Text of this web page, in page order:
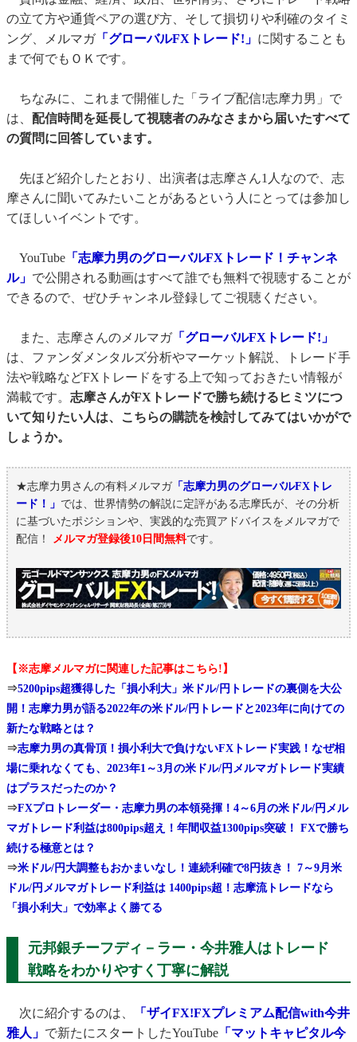
の立て方や通貨ペアの選び方、そして損切りや利確のタイミ
ング、メルマガ「グローバルFXトレード!」 に関することも
まで何でもＯＫです。
ちなみに、これまで開催した「ライブ配信!志摩力男」で
は、 配信時間を延長して視聴者のみなさまから届いたすべて
の質問に回答しています。
先ほど紹介したとおり、出演者は志摩さん1人なので、志
摩さんに聞いてみたいことがあるという人にとっては参加し
てほしいイベントです。
YouTube 「志摩力男のグローバルFXトレード！チャンネ
ル」 で公開される動画はすべて誰でも無料で視聴することが
できるので、ぜひチャンネル登録してご視聴ください。
また、志摩さんのメルマガ「グローバルFXトレード!」
は、ファンダメンタルズ分析やマーケット解説、トレード手
法や戦略などFXトレードをする上で知っておきたい情報が
満載です。 志摩さんがFXトレードで勝ち続けるヒミツにつ
いて知りたい人は、こちらの購読を検討してみてはいかがで
しょうか。
★志摩力男さんの有料メルマガ「志摩力男のグローバルFXトレ
ード！」 では、世界情勢の解説に定評がある志摩氏が、その分析
に基づいたポジションや、実践的な売買アドバイスをメルマガで
配信！
メルマガ登録後10日間無料です。
【※志摩メルマガに関連した記事はこちら!】
⇒5200pips超獲得した「損小利大」米ドル/円トレードの裏側を大公
開！志摩力男が語る2022年の米ドル/円トレードと2023年に向けての
新たな戦略とは？
⇒志摩力男の真骨頂！損小利大で負けないFXトレード実践！なぜ相
場に乗れなくても、2023年1～3月の米ドル/円メルマガトレード実績
はプラスだったのか？
⇒FXプロトレーダー・志摩力男の本領発揮！4～6月の米ドル/円メル
マガトレード利益は800pips超え！年間収益1300pips突破！ FXで勝ち
続ける極意とは？
⇒米ドル/円大調整もおかまいなし！連続利確で8円抜き！ 7～9月米
ドル/円メルマガトレード利益は 1400pips超！志摩流トレードなら
「損小利大」で効率よく勝てる
元邦銀チーフディ－ラー・今井雅人はトレード
戦略をわかりやすく丁寧に解説
次に紹介するのは、
「ザイFX!FXプレミアム配信with今井
雅人」 で新たにスタートしたYouTube 「マットキャピタル今